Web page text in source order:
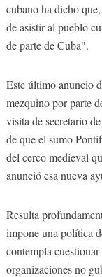
cubano ha dicho
de asistir al pueblo
de parte de Cuba".
Este último anuncio
mezquino por parte
visita de secretario
de que el sumo
del cerco medieval
anunció esa nueva
Resulta
impone una política
contempla
organizaciones no